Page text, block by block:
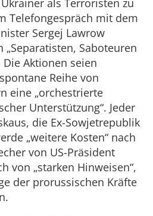
als Terroristen zu
Telefongespräch mit dem
Sergej Lawrow
Saboteuren
Aktionen seien
Reihe von
eine „orchestrierte
Unterstützung“. Jeder
die Ex-Sowjetrepublik
„weitere Kosten“ nach
von US-Präsident
von „starken Hinweisen“,
der prorussischen Kräfte